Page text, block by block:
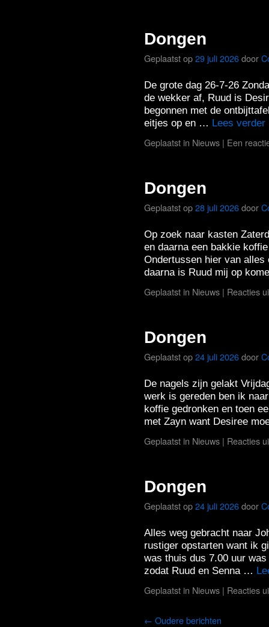
Dongen
Geplaatst op29 juli 2026door
De grote dag 26-7-26
de wekker af, Ruud is
begonnen met de
eitjes op en … Lees verder
Geplaatst in Nieuws | Een
Dongen
Geplaatst op28 juli 2026door
Op zoek naar kasten
en daarna een bakkie
Ondertussen hier van alles
daarna is Ruud mij op
Geplaatst in Nieuws | Reacties
Dongen
Geplaatst op24 juli 2026door
De nagels zijn gelakt
werk is gereden ben ik
koffie gedronken en toen
met Zayn want Desiree
Geplaatst in Nieuws | Reacties
Dongen
Geplaatst op24 juli 2026door
Alles weg gebracht naar
rustiger opstarten want ik
was thuis dus 7.00 uur
zodat Ruud en Senna …
Geplaatst in Nieuws | Reacties
← Oudere berichten